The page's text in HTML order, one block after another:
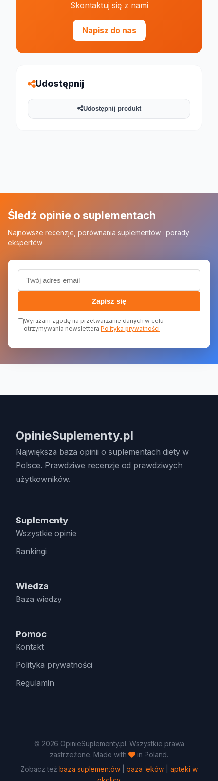
Skontaktuj się z nami
Napisz do nas
Udostępnij
Udostępnij produkt
Śledź opinie o suplementach
Najnowsze recenzje, porównania suplementów i porady
ekspertów
Adres email (wymagany)
Zapisz się
Wyrażam zgodę na przetwarzanie danych w celu
otrzymywania newslettera Polityka prywatności
OpinieSuplementy.pl
Największa baza opinii o suplementach diety w
Polsce. Prawdziwe recenzje od prawdziwych
użytkowników.
Suplementy
Wszystkie opinie
Rankingi
Wiedza
Baza wiedzy
Pomoc
Kontakt
Polityka prywatności
Regulamin
© 2026 OpinieSuplementy.pl. Wszystkie prawa
zastrzeżone. Made with
in Poland.
Zobacz też baza suplementów baza leków
apteki w